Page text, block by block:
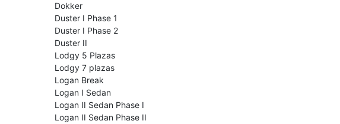
Dokker
Duster I Phase 1
Duster I Phase 2
Duster II
Lodgy 5 Plazas
Lodgy 7 plazas
Logan Break
Logan I Sedan
Logan II Sedan Phase I
Logan II Sedan Phase II